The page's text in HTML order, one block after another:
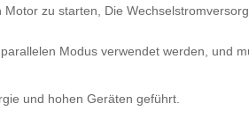
zu starten, Die
Modus verwendet werden, und
und hohen Geräten geführt.